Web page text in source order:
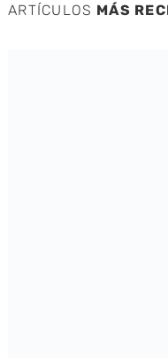
ARTÍCULOS MÁS